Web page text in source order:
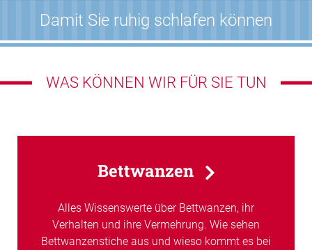
Damit Sie ruhig schlafen können
WAS KÖNNEN WIR FÜR SIE TUN
Bettwanzen
Alles Wissenswerte über Bettwanzen, ihr
Verhalten und ihre Vermehrung. Wie sehen
Bettwanzenstiche aus und wieso kommt es bei